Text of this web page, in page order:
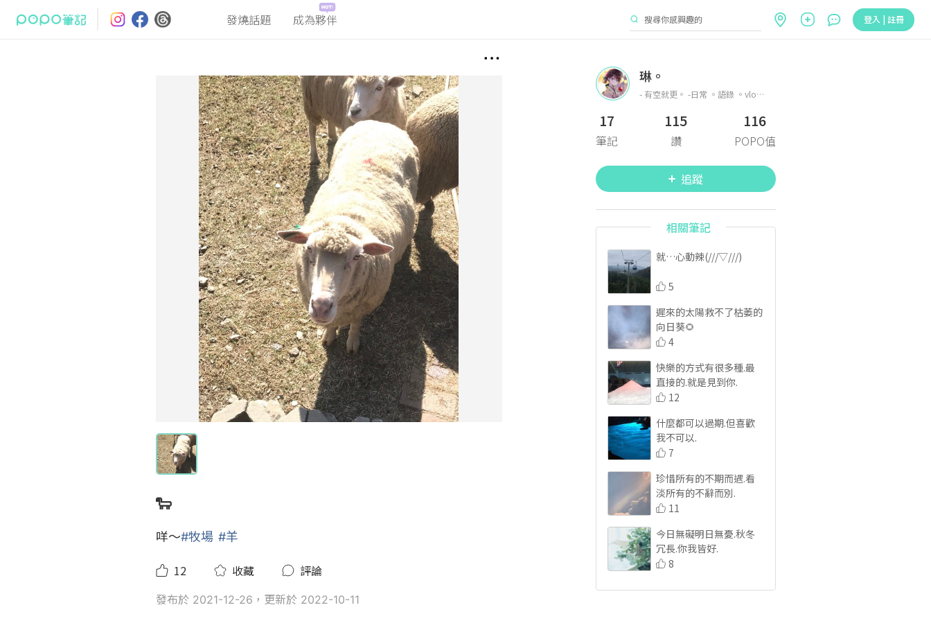
發燒話題 成為夥伴 登入 | 註冊
🐑
咩～#牧場 #羊
12 收藏 評論
發布於 2021-12-26，更新於 2022-10-11
琳。
- 有空就更。 -日常 。語錄 。vlog ✨
17
筆記
115
讚
116
POPO值
追蹤
相關筆記
就…心動辣(///▽///)
5
遲來的太陽救不了枯萎的
向日葵🌻
4
快樂的方式有很多種.最
直接的.就是見到你.
12
什麼都可以過期.但喜歡
我不可以.
7
珍惜所有的不期而遇.看
淡所有的不辭而別.
11
今日無礙明日無憂.秋冬
冗長.你我皆好.
8
我曾踏月而來.只因你在